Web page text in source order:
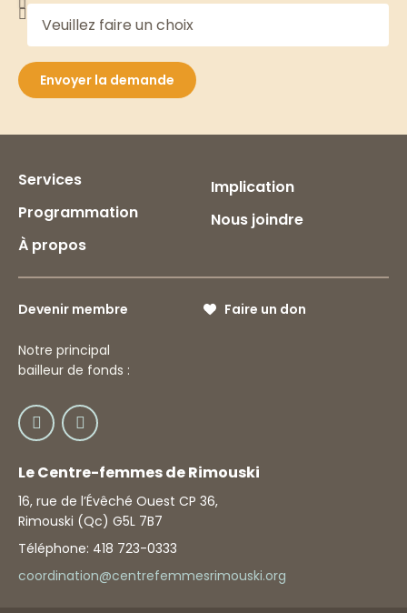
Envoyer la demande
Le Centre-femmes de Rimouski
16, rue de l’Évêché Ouest CP 36,
Rimouski (Qc) G5L 7B7
Téléphone: 418 723-0333
coordination@centrefemmesrimouski.org
Services
Programmation
À propos
Implication
Nous joindre
Devenir membre Faire un don
Notre principal
bailleur de fonds :